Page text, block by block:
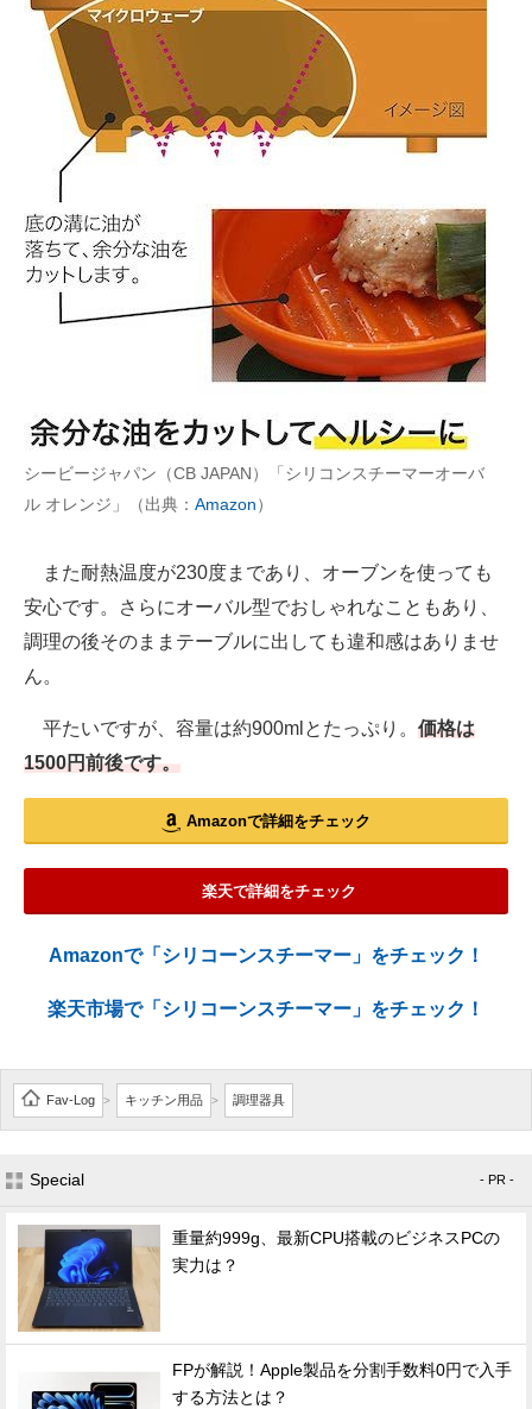
シービージャパン（CB JAPAN）「シリコンスチーマーオーバ
ル オレンジ」（出典： Amazon）
また耐熱温度が230度まであり、オーブンを使っても
安心です。さらにオーバル型でおしゃれなこともあり、
調理の後そのままテーブルに出しても違和感はありませ
ん。
平たいですが、容量は約900mlとたっぷり。 価格は
1500円前後です。
Amazonで詳細をチェック
楽天で詳細をチェック
Amazonで「シリコーンスチーマー」をチェック！
楽天市場で「シリコーンスチーマー」をチェック！
Fav-Log > キッチン用品 > 調理器具
Special - PR -
重量約999g、最新CPU搭載のビジネスPCの
実力は？
FPが解説！Apple製品を分割手数料0円で入手
する方法とは？